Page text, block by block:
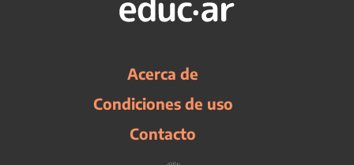
Acerca de
Condiciones de uso
Contacto